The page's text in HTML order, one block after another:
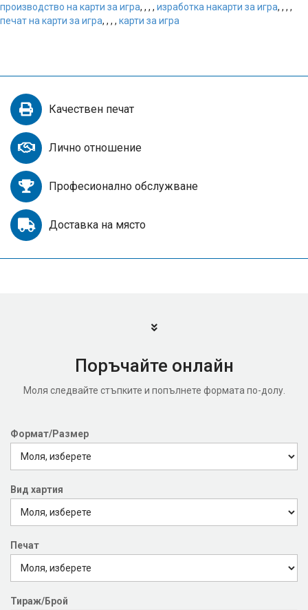
производство на карти за игра, , , , изработка накарти за игра, , , ,
печат на карти за игра, , , , карти за игра
Качествен печат
Лично отношение
Професионално обслужване
Доставка на място
Поръчайте онлайн
Моля следвайте стъпките и попълнете формата по-долу.
Формат/Размер
Вид хартия
Печат
Тираж/Брой